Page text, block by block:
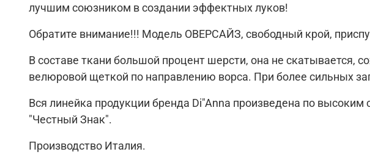
лучшим союзником в создании эффектных луков!
Обратите внимание!!! Модель ОВЕРСАЙЗ, свободный крой,
В составе ткани большой процент шерсти, она не скатывается,
велюровой щеткой по направлению ворса. При более сильных
Вся линейка продукции бренда Di"Anna произведена по
"Честный Знак".
Производство Италия.